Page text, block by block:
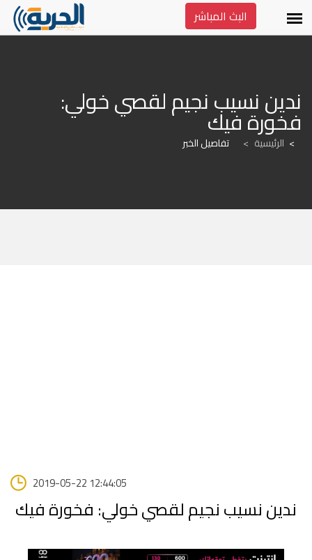
البث المباشر
فخورة فيك
الرئيسية > تفاصيل الخبر
2019-05-22 12:44:05
ندين نسيب نجيم لقصي خولي: فخورة فيك